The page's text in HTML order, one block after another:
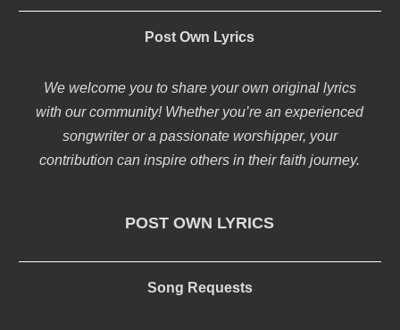
Post Own Lyrics
We welcome you to share your own original lyrics
with our community! Whether you’re an experienced
songwriter or a passionate worshipper, your
contribution can inspire others in their faith journey.
POST OWN LYRICS
Song Requests